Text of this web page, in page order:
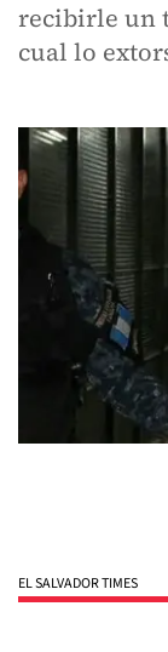
recibirle un
cual lo
EL SALVADOR TIMES